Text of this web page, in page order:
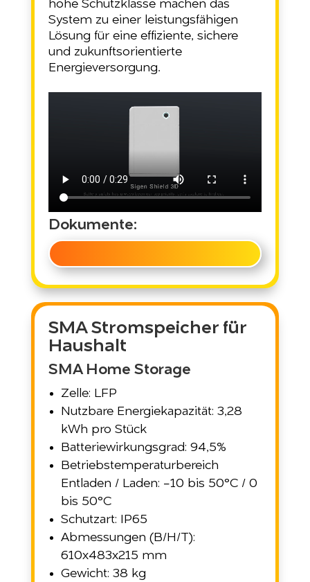
hohe Schutzklasse machen das
System zu einer leistungsfähigen
Lösung für eine effiziente, sichere
und zukunftsorientierte
Energieversorgung.
Dokumente:
SMA Stromspeicher für
Haushalt
SMA Home Storage
Zelle: LFP
Nutzbare Energiekapazität: 3,28
kWh pro Stück
Batteriewirkungsgrad: 94,5%
Betriebstemperaturbereich
Entladen / Laden: −10 bis 50°C / 0
bis 50°C
Schutzart: IP65
Abmessungen (B/H/T):
610x483x215 mm
Gewicht: 38 kg